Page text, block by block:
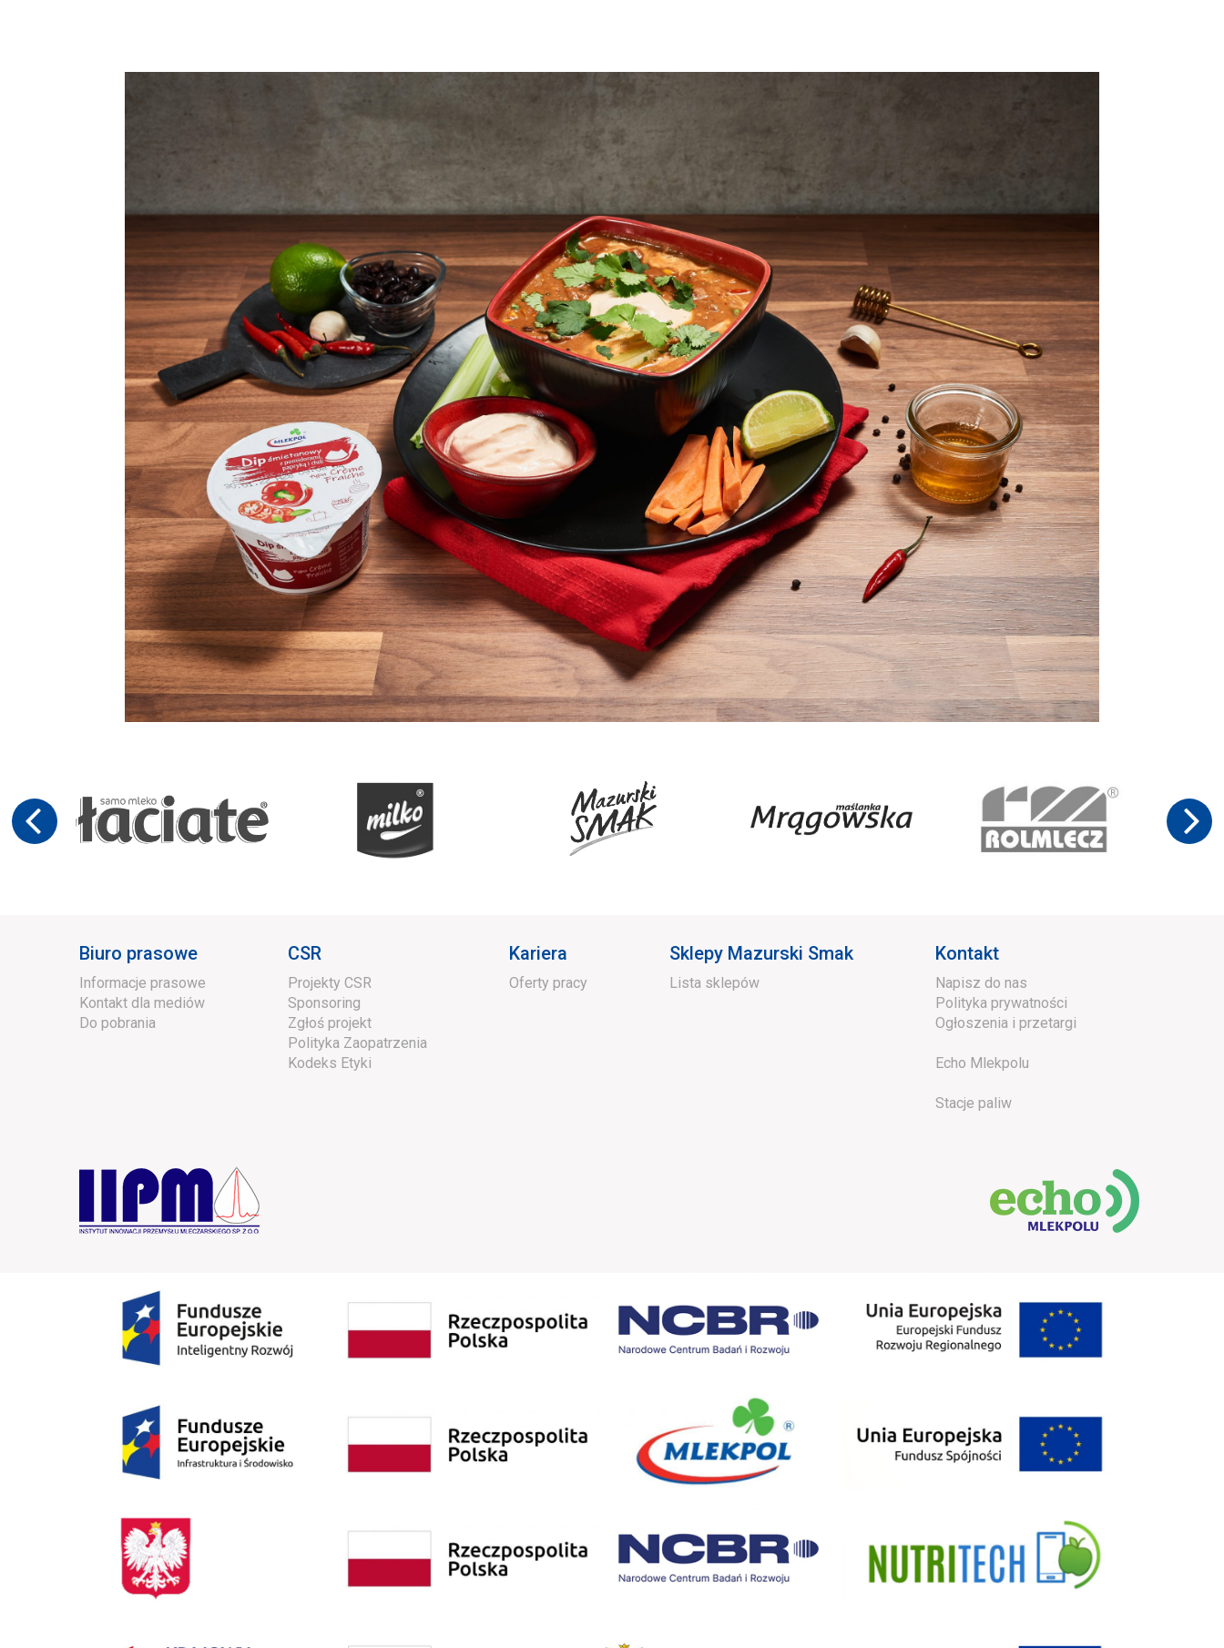
Biuro prasowe
Informacje prasowe
Kontakt dla mediów
Do pobrania
CSR
Projekty CSR
Sponsoring
Zgłoś projekt
Polityka Zaopatrzenia
Kodeks Etyki
Kariera
Oferty pracy
Sklepy Mazurski Smak
Lista sklepów
Kontakt
Napisz do nas
Polityka prywatności
Ogłoszenia i przetargi
Echo Mlekpolu
Stacje paliw